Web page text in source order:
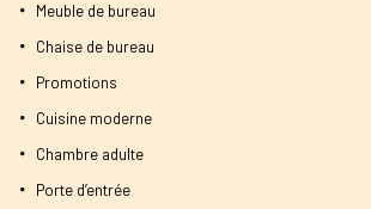
Meuble de bureau
Chaise de bureau
Promotions
Cuisine moderne
Chambre adulte
Porte d’entrée